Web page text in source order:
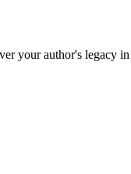
your author's legacy